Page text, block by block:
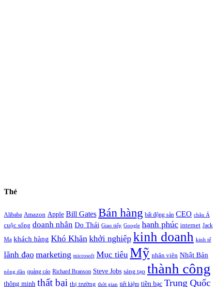
Thẻ
Alibaba Amazon Apple Bill Gates Bán hàng bất động sản CEO châu Á
cuộc sống doanh nhân Do Thái Giao tiếp Google hạnh phúc internet Jack
Ma khách hàng Khó Khăn khởi nghiệp kinh doanh kinh tế
lãnh đạo marketing microsoft Mục tiêu Mỹ nhân viên Nhật Bản
nông dân quảng cáo Richard Branson Steve Jobs sáng tạo thành công
thông minh thất bại thị trường thời gian tiết kiệm tiền bạc Trung Quốc